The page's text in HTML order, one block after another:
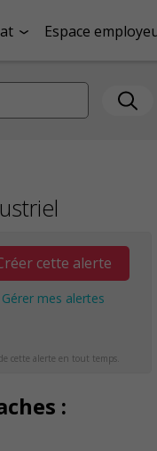
Espace
cette alerte
Gérer mes alertes
cette alerte en tout temps.
: